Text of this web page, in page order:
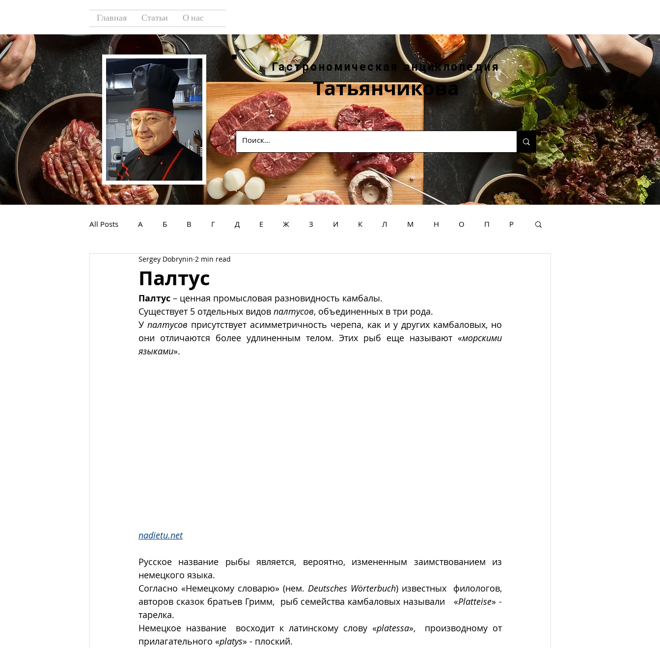
Главная Статьи О нас
Гастрономическая энциклопедия
Татьянчикова
All Posts А Б В Г Д Е Ж З И К Л М Н О П Р
У Ф Х
Палтус
Sergey Dobrynin 2 min read
Палтус – ценная промысловая разновидность камбалы.
Существует 5 отдельных видов палтусов, объединенных в три рода.
У палтусов присутствует асимметричность черепа, как и у других камбаловых, но
они отличаются более удлиненным телом. Этих рыб еще называют «морскими
языками».
nadietu.net
Русское название рыбы является, вероятно, измененным заимствованием из
немецкого языка.
Согласно «Немецкому словарю» (нем. Deutsches Wörterbuch) известных  филологов,
авторов сказок братьев Гримм,  рыб семейства камбаловых называли   «Platteise» -
тарелка.
Немецкое название  восходит к латинскому слову «platessa»,  производному от
прилагательного «platys» - плоский.